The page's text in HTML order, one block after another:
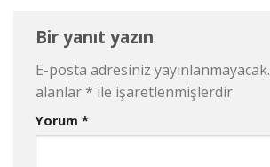
Bir yanıt yazın
E-posta adresiniz yayınlanmayacak.
alanlar * ile işaretlenmişlerdir
Yorum *